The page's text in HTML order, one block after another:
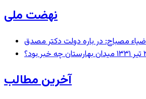
نهضت ملی
ضیاء مصباح: در باره دولت دکتر مصدق
آخرین مطالب